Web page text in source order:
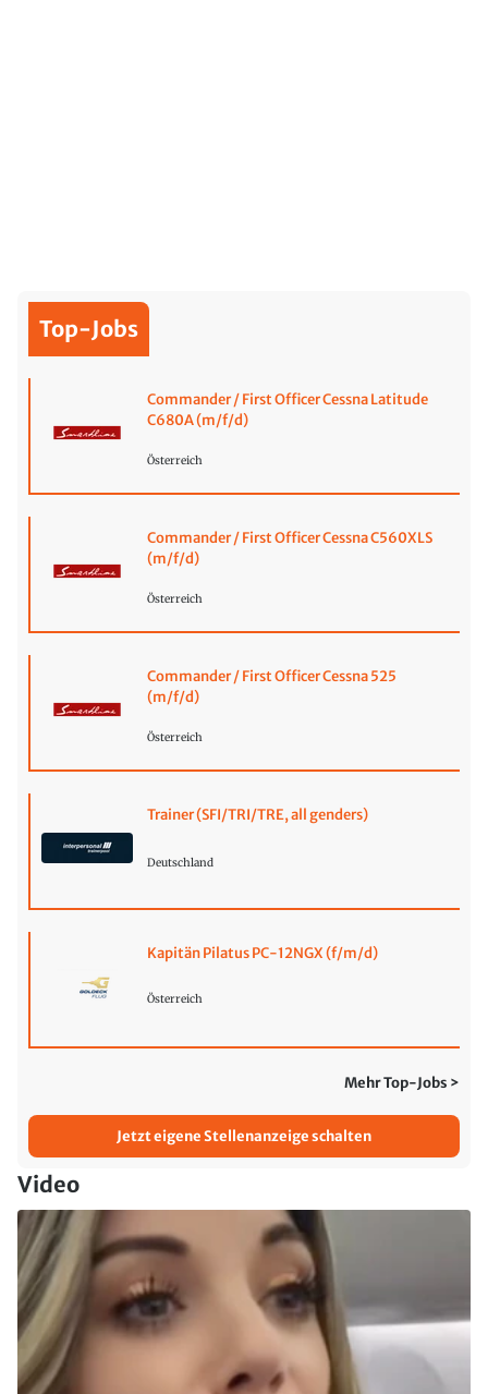
Top-Jobs
Commander / First Officer Cessna Latitude
C680A (m/f/d)
Österreich
Commander / First Officer Cessna C560XLS
(m/f/d)
Österreich
Commander / First Officer Cessna 525
(m/f/d)
Österreich
Trainer (SFI/TRI/TRE, all genders)
Deutschland
Kapitän Pilatus PC-12NGX (f/m/d)
Österreich
Mehr Top-Jobs >
Jetzt eigene Stellenanzeige schalten
Video